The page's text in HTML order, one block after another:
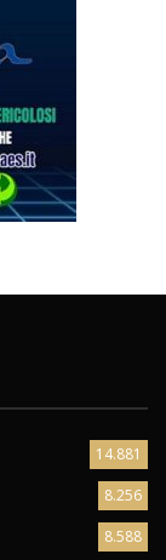
14.881
8.256
8.588